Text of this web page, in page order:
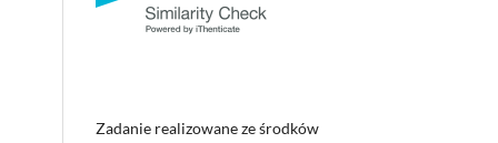
Zadanie realizowane ze środków